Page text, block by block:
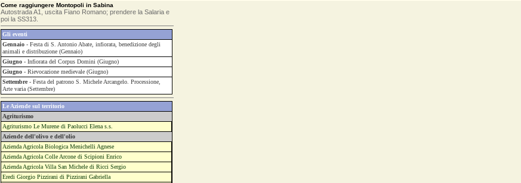
Come raggiungere Montopoli in Sabina
Autostrada A1, uscita Fiano Romano; prendere la Salaria e
poi la SS313.
Gli eventi
Gennaio - Festa di S. Antonio Abate, infiorata, benedizione degli
animali e distribuzione (Gennaio)
Giugno - Infiorata del Corpus Domini (Giugno)
Giugno - Rievocazione medievale (Giugno)
Settembre - Festa del patrono S. Michele Arcangelo. Processione,
Arte varia (Settembre)
Le Aziende sul territorio
Agriturismo
Agriturismo Le Murene di Paolucci Elena s.s.
Aziende dell'olivo e dell'olio
Azienda Agricola Biologica Menichelli Agnese
Azienda Agricola Colle Arcone di Scipioni Enrico
Azienda Agricola Villa San Michele di Ricci Sergio
Eredi Giorgio Pizzirani di Pizzirani Gabriella